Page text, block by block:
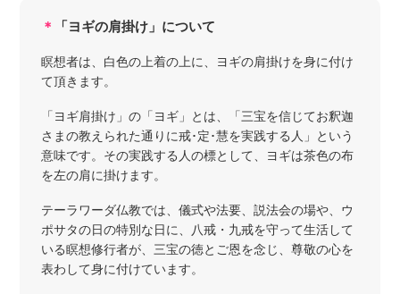
＊ 「ヨギの肩掛け」について
瞑想者は、白色の上着の上に、ヨギの肩掛けを身に付け
て頂きます。
「ヨギ肩掛け」の「ヨギ」とは、「三宝を信じてお釈迦
さまの教えられた通りに戒･定･慧を実践する人」という
意味です。その実践する人の標として、ヨギは茶色の布
を左の肩に掛けます。
テーラワーダ仏教では、儀式や法要、説法会の場や、ウ
ポサタの日の特別な日に、八戒・九戒を守って生活して
いる瞑想修行者が、三宝の徳とご恩を念じ、尊敬の心を
表わして身に付けています。